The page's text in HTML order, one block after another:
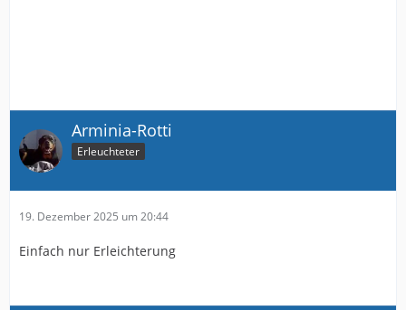
Arminia-Rotti
Erleuchteter
19. Dezember 2025 um 20:44
Einfach nur Erleichterung